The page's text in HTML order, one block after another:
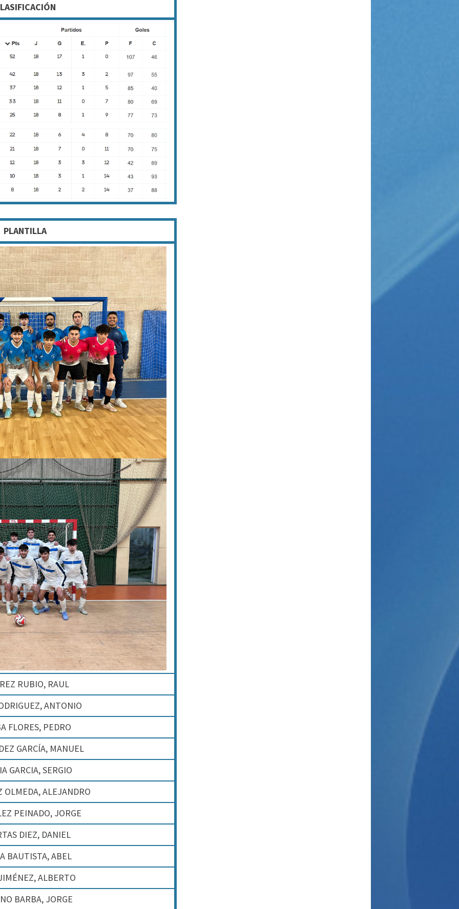
PLANTILLA
RUBIO, RAUL
ANTONIO
FLORES, PEDRO
GARCÍA, MANUEL
GARCIA, SERGIO
OLMEDA, ALEJANDRO
PEINADO, JORGE
DIEZ, DANIEL
BAUTISTA, ABEL
ALBERTO
BARBA, JORGE